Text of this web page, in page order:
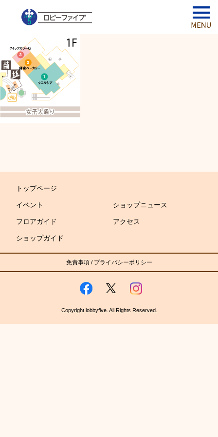
トップページ
イベント ショップニュース
フロアガイド アクセス
ショップガイド
免責事項/ プライバシーポリシー
Copyright lobbyfive. All Rights Reserved.